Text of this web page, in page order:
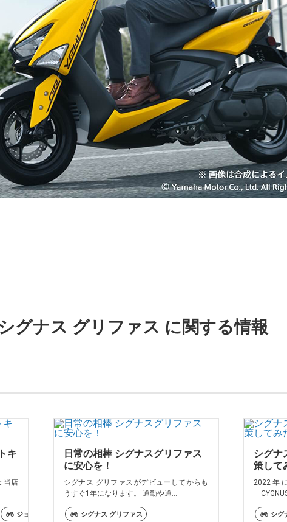
グナス グリファス に関する情報
キ
当店
ジョグ125 トリシティ125
日常の相棒 シグナスグリファス
に安心を！
シグナス グリファスがデビューしてからも
うすぐ1年になります。 通勤や通...
シグナス グリファス
シグナ
策して
2022年
「
シグ